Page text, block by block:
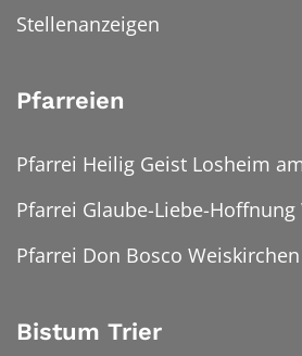
Stellenanzeigen
Pfarreien
Pfarrei Heilig Geist Losheim
Pfarrei Glaube-Liebe-Hoffnung
Pfarrei Don Bosco Weiskirchen
Bistum Trier